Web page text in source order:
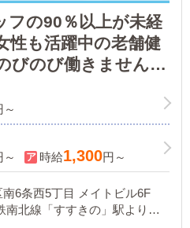
フの90％以上が未経
性も活躍中の老舗健
びのび働きません
昇給・歩合給あり！
ゃない！
～
～ 時給1,300円～
6条西5丁目 メイトビル6F
南北線「すすきの」駅より徒